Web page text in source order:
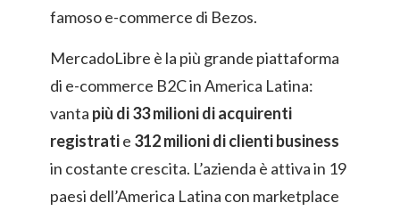
famoso e-commerce di Bezos.
MercadoLibre è la più grande piattaforma
di e-commerce B2C in America Latina:
vanta più di 33 milioni di acquirenti
registratie 312 milioni di clienti business
in costante crescita. L’azienda è attiva in 19
paesi dell’America Latina con marketplace